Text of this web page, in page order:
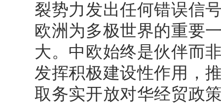
裂势力发出任何错误信
欧洲为多极世界的重要
大。中欧始终是伙伴而
发挥积极建设性作用，
取务实开放对华经贸政